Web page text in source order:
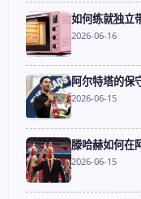
如何练就独立
2026-06-16
阿尔特塔的保
2026-06-15
滕哈赫如何在
2026-06-15